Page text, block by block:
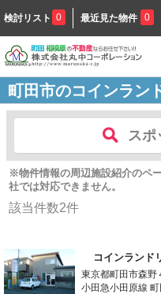
検討リスト 0 最近見た物件 0
町田市のコインラン
スポ
※物件情報の周辺施設紹介のペ
社では対応できません。
該当件数2件
コインランド
東京都町田市森野
小田急小田原線 町